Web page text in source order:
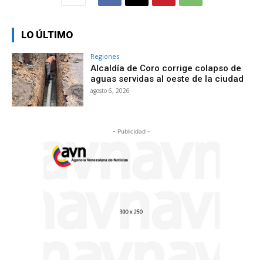
LO ÚLTIMO
Regiones
Alcaldía de Coro corrige colapso de
aguas servidas al oeste de la ciudad
agosto 6, 2026
- Publicidad -